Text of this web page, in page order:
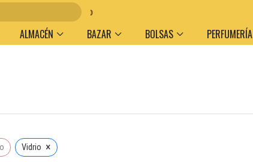
y medio de pago
ALMACÉN BAZAR BOLSAS PERFUMERÍA
Vidrio ×